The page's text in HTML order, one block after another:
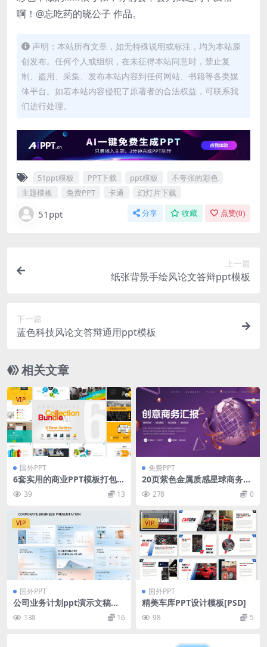
啊！@忘吃药的晓公子 作品。
声明：本站所有文章，如无特殊说明或标注，均为本站原
创发布。任何个人或组织，在未征得本站同意时，禁止复
制、盗用、采集、发布本站内容到任何网站、书籍等各类媒
体平台。如若本站内容侵犯了原著者的合法权益，可联系我
们进行处理。
51ppt模板 PPT下载 ppt模板
不夸张的彩色
主题模板
免费PPT 卡通 幻灯片下载
51ppt 分享 收藏 点赞(0)
上一篇
纸张背景手绘风论文答辩ppt模板
下一篇
蓝色科技风论文答辩通用ppt模板
相关文章
VIP
国外PPT
6套实用的商业PPT模板打包下
载 [PPTX]
39 13
免费PPT
20页紫色金属质感星球商务汇
报PPT模板
278 0
VIP
国外PPT
公司业务计划ppt演示文稿模
板 138 16
VIP
国外PPT
精美车库PPT设计模板[PSD]
98 5